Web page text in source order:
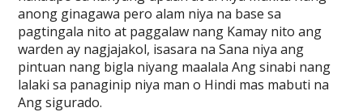
anong ginagawa pero alam niya na base sa
pagtingala nito at paggalaw nang Kamay nito ang
warden ay nagjajakol, isasara na Sana niya ang
pintuan nang bigla niyang maalala Ang sinabi nang
lalaki sa panaginip niya man o Hindi mas mabuti na
Ang sigurado.